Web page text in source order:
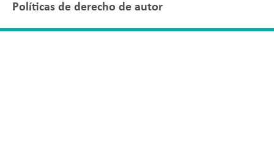
Políticas de derecho de autor